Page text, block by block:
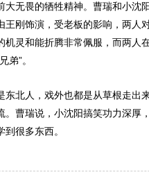
大无畏的牺牲精神。曹瑞和小沈
王刚饰演，受老板的影响，两人
机灵和能折腾非常佩服，而两人
弟”。
东北人，戏外也都是从草根走出
。曹瑞说，小沈阳搞笑功力深厚
很多东西。